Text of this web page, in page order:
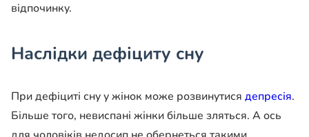
відпочинку.
Наслідки дефіциту сну
При дефіциті сну у жінок може розвинутися депресія.
Більше того, невиспані жінки більше зляться. А ось